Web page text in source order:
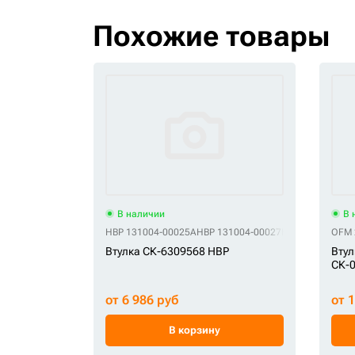
Похожие товары
В наличии
HBP 131004-00025AHBP 131004-00027 HBP 2110-1360A
Втулка СК-6309568 HBP
от 6 986 руб
В корзину
В
OFM
СК-
от